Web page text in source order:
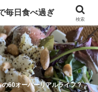
60オーバーリアルライフ？
毎日食べ過ぎ
検索